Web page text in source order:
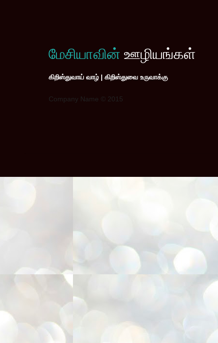
மேசியாவின் ஊழியங்கள்
கிறிஸ்துவாய் வாழ் | கிறிஸ்துவை உருவாக்கு
Company Name © 2015